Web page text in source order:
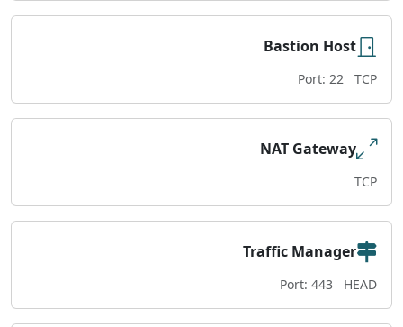
Bastion Host
Port: 22 TCP
NAT Gateway
TCP
Traffic Manager
Port: 443 HEAD